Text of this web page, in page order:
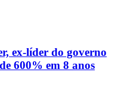
ex-líder do governo
600% em 8 anos